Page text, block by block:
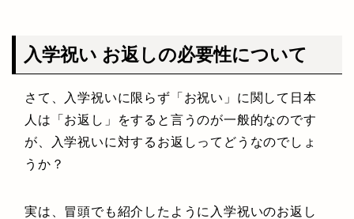
入学祝い お返しの必要性について
さて、入学祝いに限らず「お祝い」に関して日本
人は「お返し」をすると言うのが一般的なのです
が、入学祝いに対するお返しってどうなのでしょ
うか？
実は、冒頭でも紹介したように入学祝いのお返し